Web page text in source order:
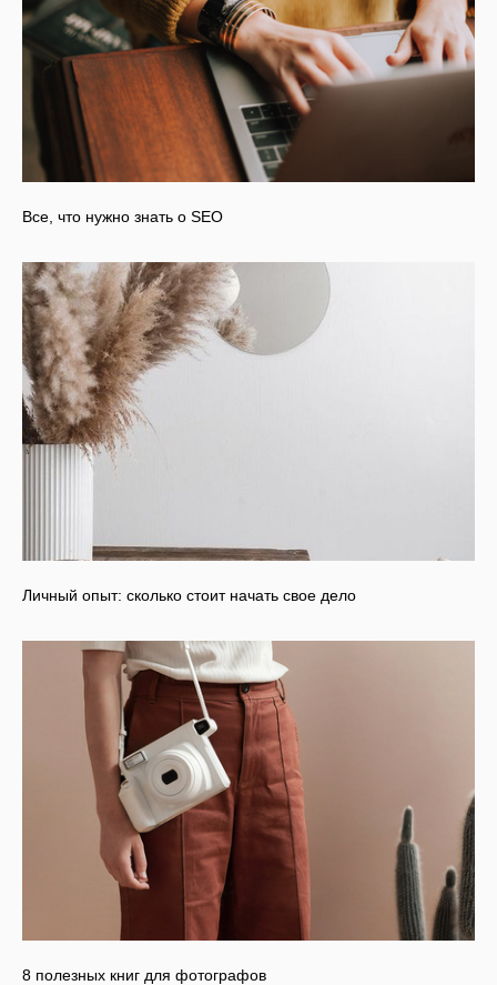
Все, что нужно знать о SEO
Личный опыт: сколько стоит начать свое дело
8 полезных книг для фотографов